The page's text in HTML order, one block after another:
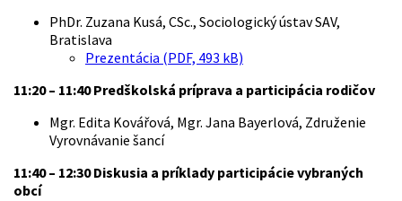
PhDr. Zuzana Kusá, CSc., Sociologický ústav SAV,
Bratislava
Prezentácia (PDF, 493 kB)
11:20 – 11:40 Predškolská príprava a participácia rodičov
Mgr. Edita Kovářová, Mgr. Jana Bayerlová, Združenie
Vyrovnávanie šancí
11:40 – 12:30 Diskusia a príklady participácie vybraných
obcí